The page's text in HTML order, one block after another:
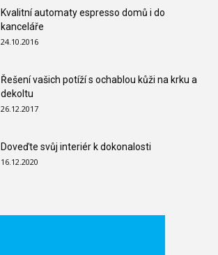
Kvalitní automaty espresso domů i do
kanceláře
24.10.2016
Řešení vašich potíží s ochablou kůži na krku a
dekoltu
26.12.2017
Doveďte svůj interiér k dokonalosti
16.12.2020